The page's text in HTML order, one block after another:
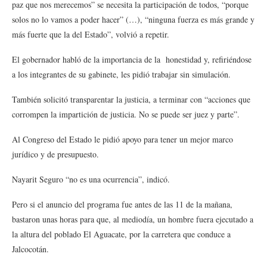
paz que nos merecemos” se necesita la participación de todos, “porque
solos no lo vamos a poder hacer” (…), “ninguna fuerza es más grande y
más fuerte que la del Estado”, volvió a repetir.
El gobernador habló de la importancia de la honestidad y, refiriéndose
a los integrantes de su gabinete, les pidió trabajar sin simulación.
También solicitó transparentar la justicia, a terminar con “acciones que
corrompen la impartición de justicia. No se puede ser juez y parte”.
Al Congreso del Estado le pidió apoyo para tener un mejor marco
jurídico y de presupuesto.
Nayarit Seguro “no es una ocurrencia”, indicó.
Pero si el anuncio del programa fue antes de las 11 de la mañana,
bastaron unas horas para que, al mediodía, un hombre fuera ejecutado a
la altura del poblado El Aguacate, por la carretera que conduce a
Jalcocotán.